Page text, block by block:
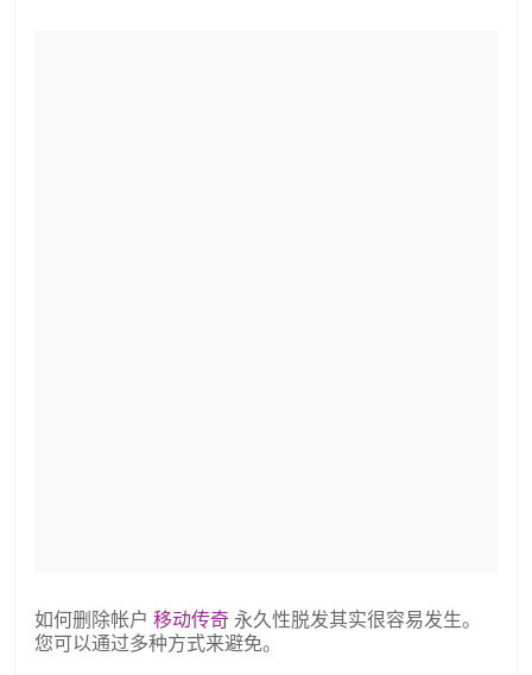
如何删除帐户 移动传奇 永久性脱发其实很容易发生。
您可以通过多种方式来避免。